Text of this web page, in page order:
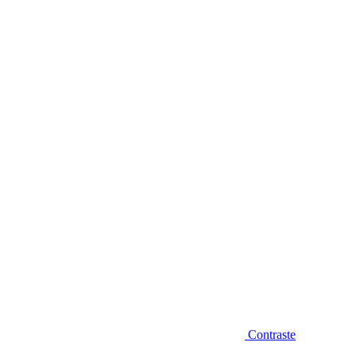
Contraste